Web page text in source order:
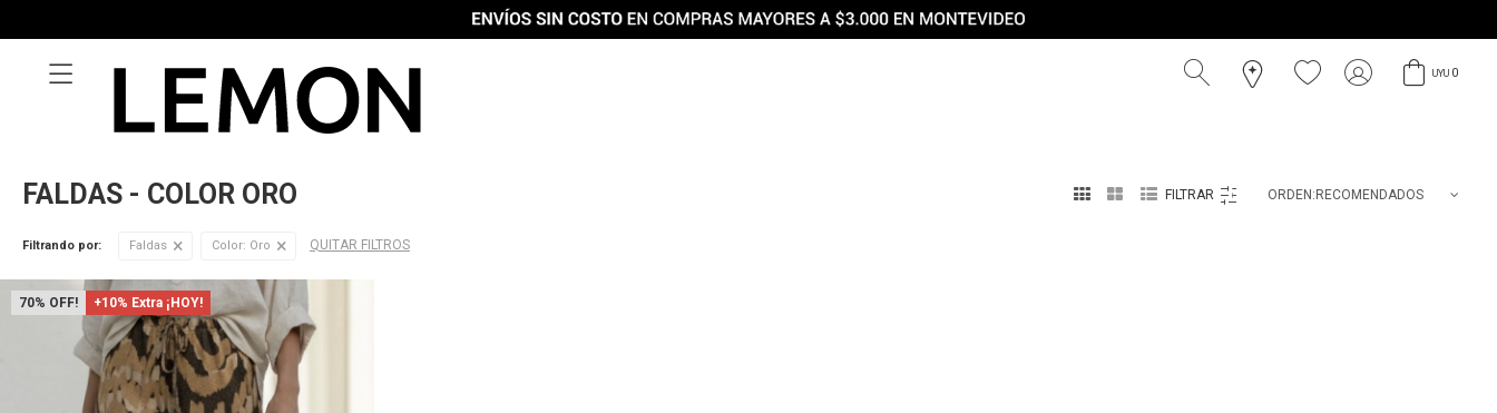
UYU 0

FALDAS - COLOR ORO    RECOMENDADOS
Filtrando por: Faldas Color: Oro QUITAR FILTROS
70 +10% Extra ¡HOY!